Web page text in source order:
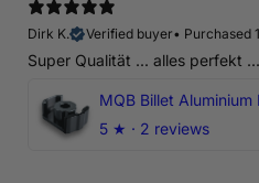
Dirk K.
Verified buyer• Purchased
Super Qualität ... alles perfekt ...
5 ★ · 2 reviews